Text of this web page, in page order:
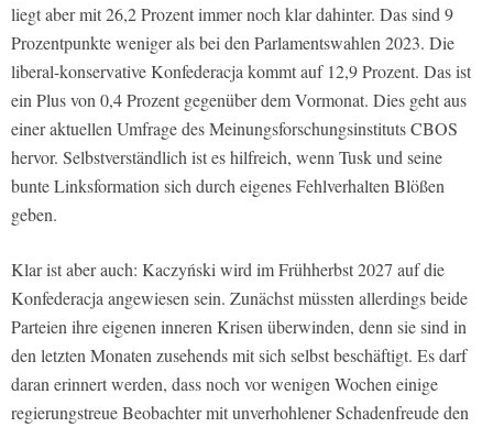
liegt aber mit 26,2 Prozent immer noch klar dahinter. Das sind 9
Prozentpunkte weniger als bei den Parlamentswahlen 2023. Die
liberal-konservative Konfederacja kommt auf 12,9 Prozent. Das ist
ein Plus von 0,4 Prozent gegenüber dem Vormonat. Dies geht aus
einer aktuellen Umfrage des Meinungsforschungsinstituts CBOS
hervor. Selbstverständlich ist es hilfreich, wenn Tusk und seine
bunte Linksformation sich durch eigenes Fehlverhalten Blößen
geben.
Klar ist aber auch: Kaczyński wird im Frühherbst 2027 auf die
Konfederacja angewiesen sein. Zunächst müssten allerdings beide
Parteien ihre eigenen inneren Krisen überwinden, denn sie sind in
den letzten Monaten zusehends mit sich selbst beschäftigt. Es darf
daran erinnert werden, dass noch vor wenigen Wochen einige
regierungstreue Beobachter mit unverhohlener Schadenfreude den